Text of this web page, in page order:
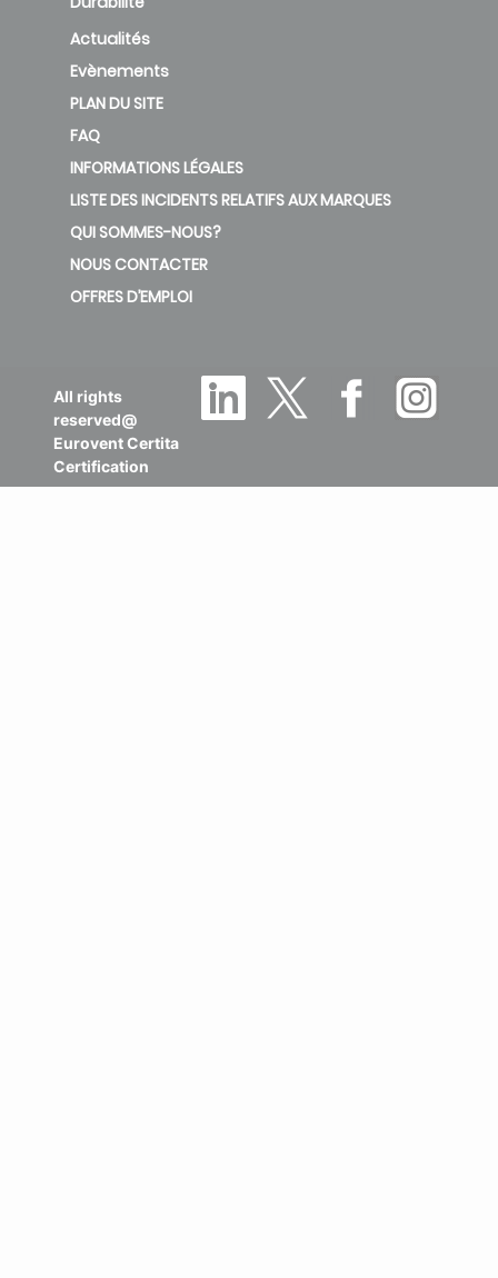
Actualités
Evènements
PLAN DU SITE
FAQ
INFORMATIONS LÉGALES
LISTE DES INCIDENTS RELATIFS AUX MARQUES
QUI SOMMES-NOUS?
NOUS CONTACTER
OFFRES D’EMPLOI
All rights
reserved@
Eurovent Certita
Certification